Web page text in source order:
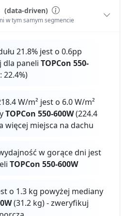
(data-driven)
w tym samym segmencie
21.8% jest o 0.6pp
dla paneliTOPCon 550-
W/m² jest o 6.0 W/m²
TOPCon 550-600W(224.4
więcej miejsca na dachu
w gorące dni jest
TOPCon 550-600W
o 1.3 kg powyżej mediany
(31.2 kg) - zweryfikuj